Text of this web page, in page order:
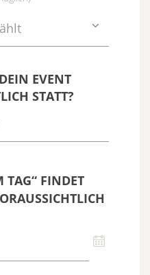
EVENT
STATT?
TAG“ FINDET